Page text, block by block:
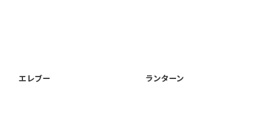
エレブー ランターン